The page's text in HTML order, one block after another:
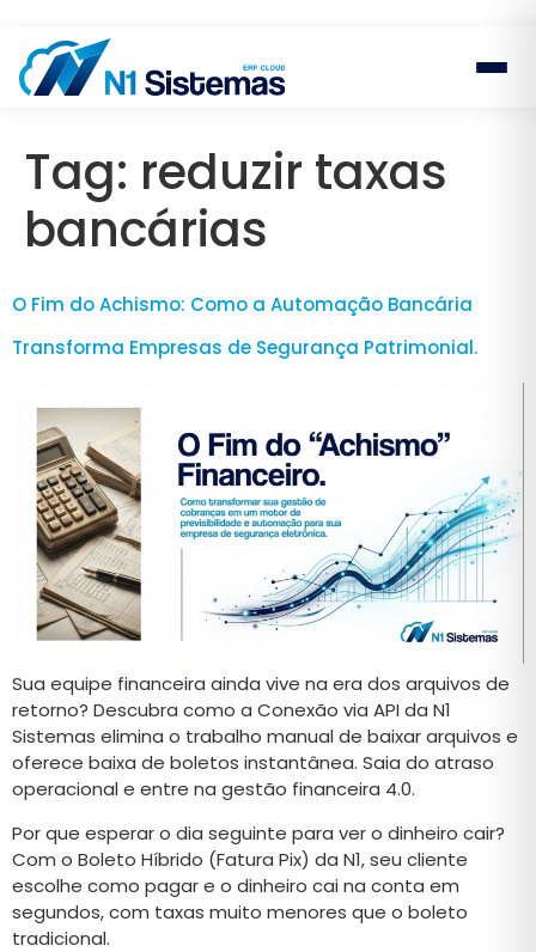
Tag: reduzir taxas
bancárias
O Fim do Achismo: Como a Automação Bancária
Transforma Empresas de Segurança Patrimonial.
Sua equipe financeira ainda vive na era dos arquivos de
retorno? Descubra como a Conexão via API da N1
Sistemas elimina o trabalho manual de baixar arquivos e
oferece baixa de boletos instantânea. Saia do atraso
operacional e entre na gestão financeira 4.0.
Por que esperar o dia seguinte para ver o dinheiro cair?
Com o Boleto Híbrido (Fatura Pix) da N1, seu cliente
escolhe como pagar e o dinheiro cai na conta em
segundos, com taxas muito menores que o boleto
tradicional.